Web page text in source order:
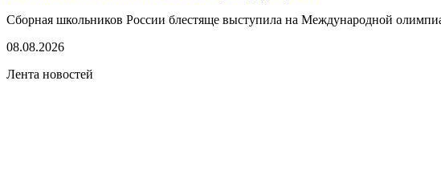
Сборная школьников России блестяще выступила на Международной
08.08.2026
Лента новостей